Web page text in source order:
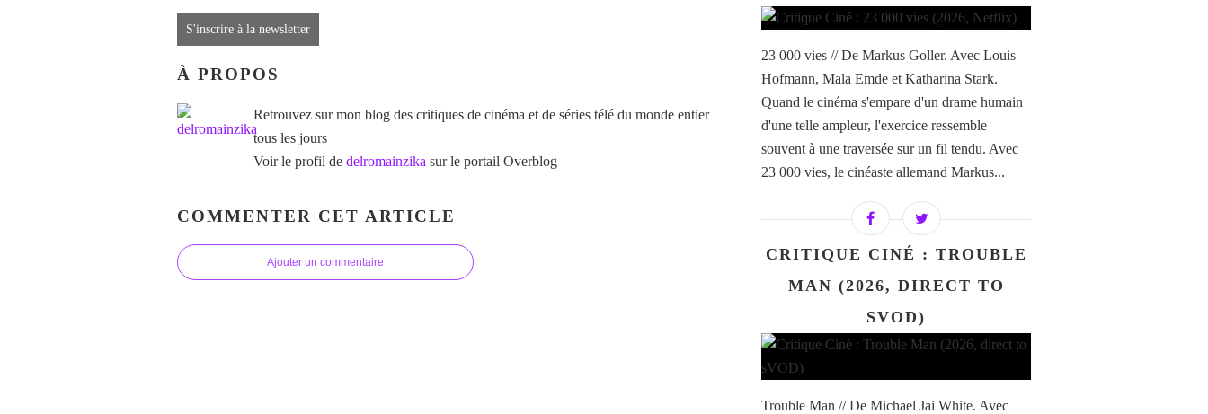
S'inscrire à la newsletter
À PROPOS
Retrouvez sur mon blog des critiques de cinéma et de séries télé du monde entier
tous les jours
Voir le profil de delromainzika sur le portail Overblog
COMMENTER CET ARTICLE
Ajouter un commentaire
23 000 vies // De Markus Goller. Avec Louis
Hofmann, Mala Emde et Katharina Stark.
Quand le cinéma s'empare d'un drame humain
d'une telle ampleur, l'exercice ressemble
souvent à une traversée sur un fil tendu. Avec
23 000 vies, le cinéaste allemand Markus...
CRITIQUE CINÉ : TROUBLE
MAN (2026, DIRECT TO
SVOD)
Trouble Man // De Michael Jai White. Avec